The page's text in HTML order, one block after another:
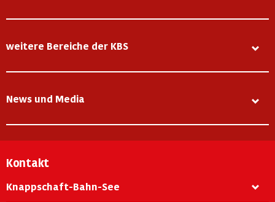
weitere Bereiche der KBS
News und Media
Kontakt
Knappschaft-Bahn-See